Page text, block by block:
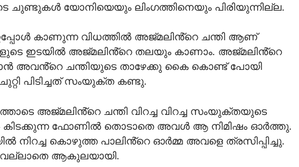
ചുണ്ടുകൾ യോനിയെയും ലിംഗത്തിനെയും പിരിയുന്നില്ല.
ഇപ്പോൾ കാണുന്ന വിധത്തിൽ അജ്മലിൻ്റെ ചന്തി ആണ്
ഇടയിൽ അജ്മലിൻ്റെ തലയും കാണാം. അജ്മലിൻ്റെ
അവൻ്റെ ചന്തിയുടെ താഴേക്കു കൈ കൊണ്ട് പോയി
പിടിച്ചത് സംയുക്ത കണ്ടു.
അജ്മലിൻ്റെ ചന്തി വിറച്ച വിറച്ച സംയുക്തയുടെ
കിടക്കുന്ന ഫോണിൽ തൊടാതെ അവൾ ആ നിമിഷം ഓർത്തു.
നിറച്ച കൊഴുത്ത പാലിൻ്റെ ഓർമ്മ അവളെ ത്രസിപ്പിച്ചു.
ആകുലയായി.